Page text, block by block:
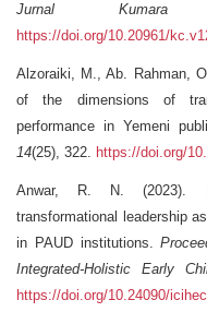
Jurnal Kumara
https://doi.org/10.20961/
Alzoraiki, M., Ab. Rahman,
of the dimensions of
performance in Yemeni
14(25), 322. https://doi.org/
Anwar, R. N. (2023).
transformational leadership
in PAUD institutions.
Integrated-Holistic Early
https://doi.org/10.24090/